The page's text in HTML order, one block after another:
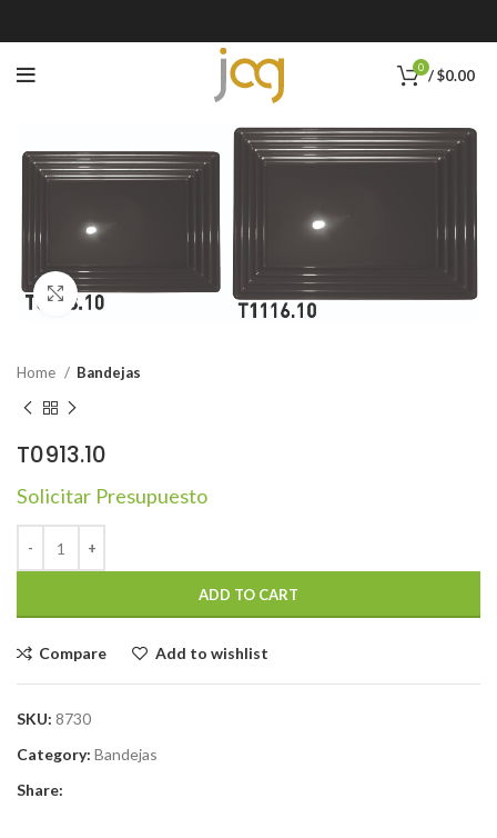
0 /$0.00
Click to enlarge
Home Bandejas
T0913.10
Solicitar Presupuesto
ADD TO CART
Compare Add to wishlist
SKU: 8730
Category: Bandejas
Share: